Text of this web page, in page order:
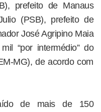
prefeito de Manaus
(PSB), prefeito de
José Agripino Maia
“por intermédio” do
MG), de acordo com
de mais de 150